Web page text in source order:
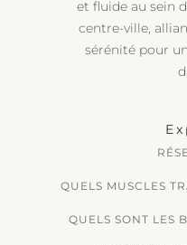
et fluide au sein
centre-ville,
sérénité pour
QUELS MUSCLES
QUELS SONT LES